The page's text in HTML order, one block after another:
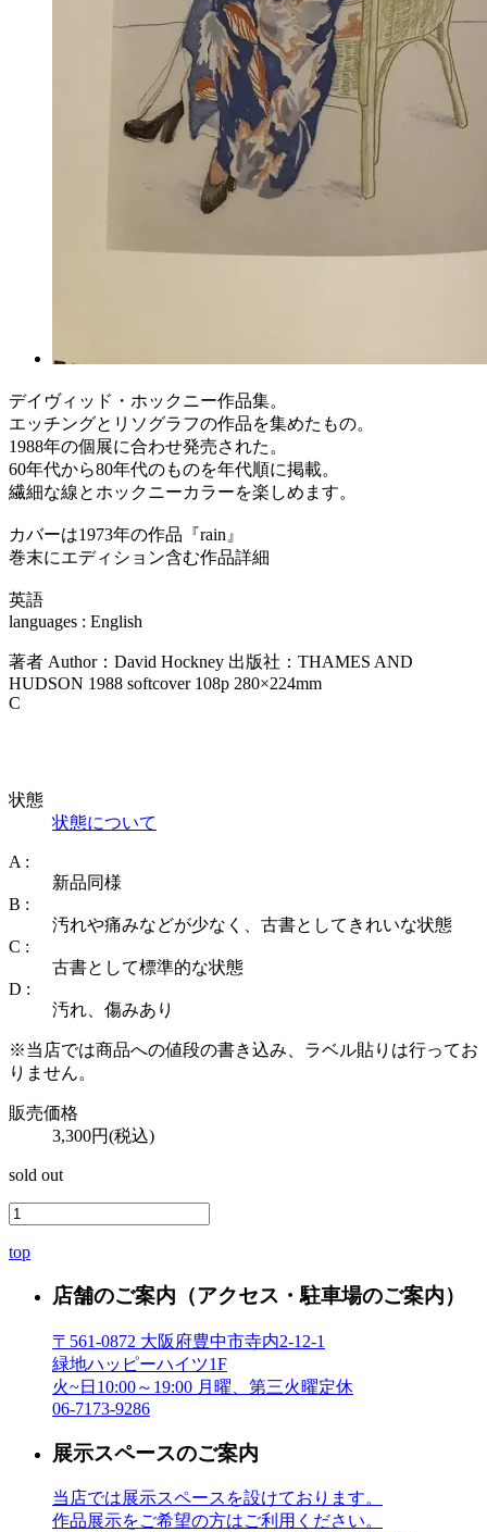
デイヴィッド・ホックニー作品集。
エッチングとリソグラフの作品を集めたもの。
1988年の個展に合わせ発売された。
60年代から80年代のものを年代順に掲載。
繊細な線とホックニーカラーを楽しめます。
カバーは1973年の作品『rain』
巻末にエディション含む作品詳細
英語
languages : English
著者 Author：David Hockney 出版社：THAMES AND
HUDSON 1988 softcover 108p 280×224mm
C
状態
状態について
A :
新品同様
B :
汚れや痛みなどが少なく、古書としてきれいな状態
C :
古書として標準的な状態
D :
汚れ、傷みあり
※当店では商品への値段の書き込み、ラベル貼りは行ってお
りません。
販売価格
3,300円(税込)
sold out
top
店舗のご案内 （アクセス・駐車場のご案内）
〒561-0872 大阪府豊中市寺内2-12-1
緑地ハッピーハイツ1F
火~日10:00～19:00 月曜、第三火曜定休
06-7173-9286
展示スペースのご案内
当店では展示スペースを設けております。
作品展示をご希望の方はご利用ください。